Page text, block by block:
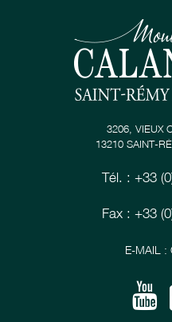
3206, VIEUX
13210 SAINT-
Tél. : +33
Fax : +33
E-MAIL :